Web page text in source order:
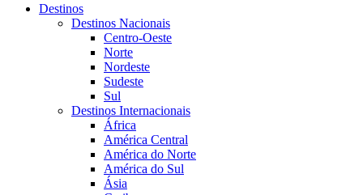
Destinos
Destinos Nacionais
Centro-Oeste
Norte
Nordeste
Sudeste
Sul
Destinos Internacionais
África
América Central
América do Norte
América do Sul
Ásia